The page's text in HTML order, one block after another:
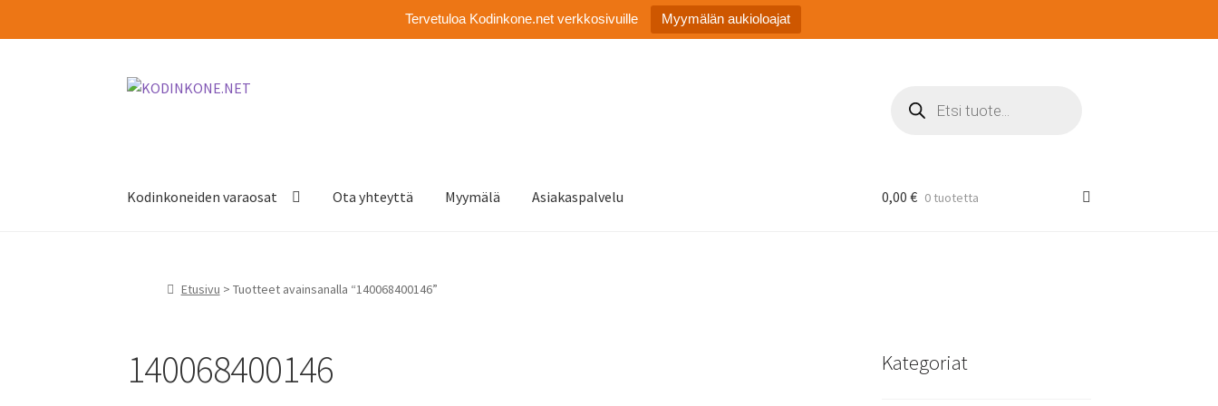
Tervetuloa Kodinkone.net verkkosivuille Myymälän aukioloajat
Siirry
Siirry
search
Kodinkoneiden varaosat Ota yhteyttä Myymälä Asiakaspalvelu 0,00 € 0 tuotetta
Etusivu > Tuotteet avainsanalla “140068400146”
140068400146 Kategoriat